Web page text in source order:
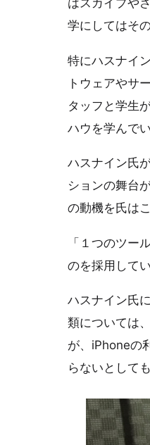
学にしてはそ
特にハスナイ
トウェアやサ
タッフと学生
ハウを学んでい
ハスナイン氏
ションの舞台
の動機を氏は
「１つのツー
のを採用して
ハスナイン氏
類については
が、iPhoneの
らないとして